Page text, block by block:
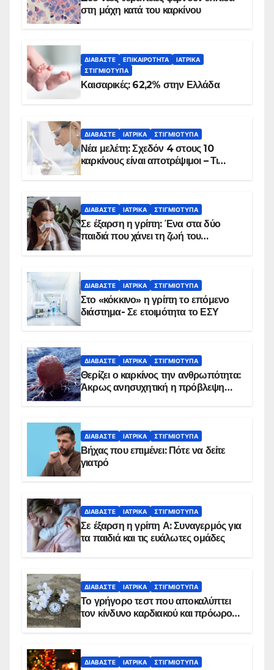
στη μάχη κατά του καρκίνου
ΔΙΑΒΆΣΤΕ ΕΠΙΚΑΙΡΌΤΗΤΑ
ΙΑΤΡΙΚΆ
ΣΤΙΓΜΙΌΤΥΠΑ
Καισαρικές: 62,2% στην Ελλάδα
ΔΙΑΒΆΣΤΕ ΙΑΤΡΙΚΆ ΣΤΙΓΜΙΌΤΥΠΑ
Νέα μελέτη: Σχεδόν 4 στους 10
καρκίνους είναι αποτρέψιμοι – Τι
ΔΙΑΒΆΣΤΕ ΙΑΤΡΙΚΆ ΣΤΙΓΜΙΌΤΥΠΑ
Σε έξαρση η γρίπη: Ένα στα δύο
παιδιά που χάνει τη ζωή του
ΔΙΑΒΆΣΤΕ ΙΑΤΡΙΚΆ ΣΤΙΓΜΙΌΤΥΠΑ
Στο «κόκκινο» η γρίπη το επόμενο
διάστημα- Σε ετοιμότητα το ΕΣΥ
ΔΙΑΒΆΣΤΕ ΙΑΤΡΙΚΆ ΣΤΙΓΜΙΌΤΥΠΑ
Θερίζει ο καρκίνος την ανθρωπότητα:
Άκρως ανησυχητική η πρόβλεψη…
ΔΙΑΒΆΣΤΕ ΙΑΤΡΙΚΆ ΣΤΙΓΜΙΌΤΥΠΑ
Βήχας που επιμένει: Πότε να δείτε
γιατρό
ΔΙΑΒΆΣΤΕ ΙΑΤΡΙΚΆ ΣΤΙΓΜΙΌΤΥΠΑ
Σε έξαρση η γρίπη Α: Συναγερμός για
τα παιδιά και τις ευάλωτες ομάδες
ΔΙΑΒΆΣΤΕ ΙΑΤΡΙΚΆ ΣΤΙΓΜΙΌΤΥΠΑ
Το γρήγορο τεστ που αποκαλύπτει
τον κίνδυνο καρδιακού και πρόωρου
ΔΙΑΒΆΣΤΕ ΙΑΤΡΙΚΆ ΣΤΙΓΜΙΌΤΥΠΑ